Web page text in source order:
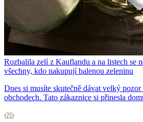
Rozbalila zelí z Kauflandu a na listech se
všechny, kdo nakupují balenou zeleninu
Dnes si musíte skutečně dávat velký
obchodech. Tato zákaznice si přinesla